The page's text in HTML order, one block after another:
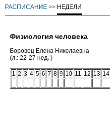
РАСПИСАНИЕ >> НЕДЕЛИ
Физиология человека
Боровец Елена Николаевна
(л.: 22-27 нед. )
1 2 3 4 5 6 7 8 9 10 11 12 13 14